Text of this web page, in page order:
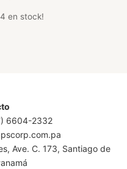
en stock!
6604-2332
Ave. C. 173, Santiago de